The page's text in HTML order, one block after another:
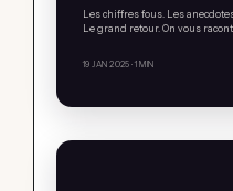
Les chiffres fous. Les
Le grand retour. On vous
19 JAN 2025 · 1 MIN